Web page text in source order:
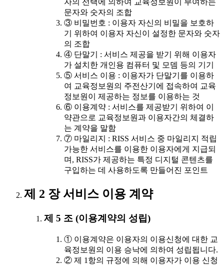
자의 선택에 의하여 교육정보원이 부여하는
문자와 숫자의 조합
③ 비밀번호 : 이용자 자신의 비밀을 보호하
기 위하여 이용자 자신이 설정한 문자와 숫자
의 조합
④ 단말기 : 서비스 제공을 받기 위해 이용자
가 설치한 개인용 컴퓨터 및 모뎀 등의 기기
⑤ 서비스 이용 : 이용자가 단말기를 이용하
여 교육정보원의 주전산기에 접속하여 교육
정보원이 제공하는 정보를 이용하는 것
⑥ 이용계약 : 서비스를 제공받기 위하여 이
약관으로 교육정보원과 이용자간의 체결하
는 계약을 말함
⑦ 마일리지 : RISS 서비스 중 마일리지 적립
가능한 서비스를 이용한 이용자에게 지급되
며, RISS가 제공하는 특정 디지털 콘텐츠를
구입하는 데 사용하도록 만들어진 포인트
제 2 장 서비스 이용 계약
제 5 조 (이용계약의 성립)
① 이용계약은 이용자의 이용신청에 대한 교
육정보원의 이용 승낙에 의하여 성립됩니다.
② 제 1항의 규정에 의해 이용자가 이용 신청